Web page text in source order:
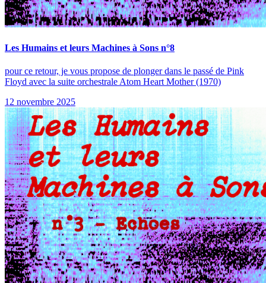
Les Humains et leurs Machines à Sons n°8
pour ce retour, je vous propose de plonger dans le passé de Pink
Floyd avec la suite orchestrale Atom Heart Mother (1970)
12 novembre 2025